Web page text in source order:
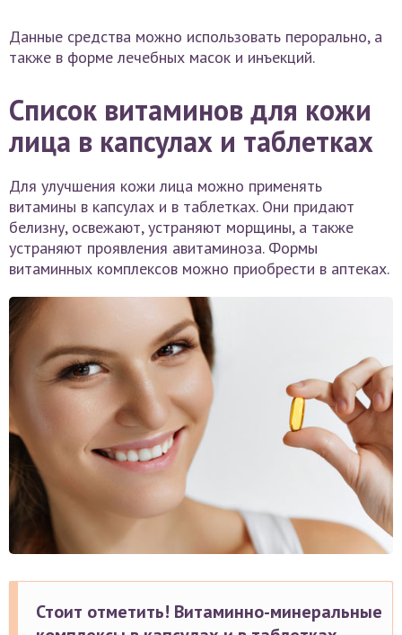
Данные средства можно использовать перорально, а
также в форме лечебных масок и инъекций.
Список витаминов для кожи
лица в капсулах и таблетках
Для улучшения кожи лица можно применять
витамины в капсулах и в таблетках. Они придают
белизну, освежают, устраняют морщины, а также
устраняют проявления авитаминоза. Формы
витаминных комплексов можно приобрести в аптеках.
Стоит отметить! Витаминно-минеральные